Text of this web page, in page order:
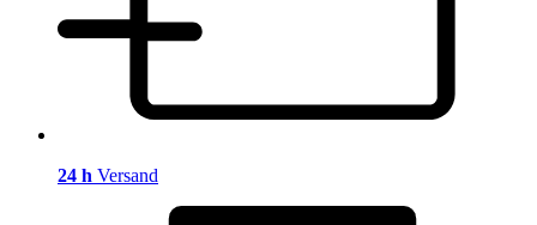
24 h Versand